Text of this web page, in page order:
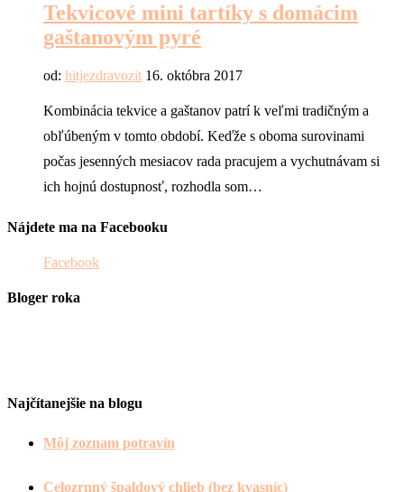
Tekvicové mini tartíky s domácim
gaštanovým pyré
od: hitjezdravozit 16. októbra 2017
Kombinácia tekvice a gaštanov patrí k veľmi tradičným a
obľúbeným v tomto období. Keďže s oboma surovinami
počas jesenných mesiacov rada pracujem a vychutnávam si
ich hojnú dostupnosť, rozhodla som…
Nájdete ma na Facebooku
Facebook
Bloger roka
Najčítanejšie na blogu
Môj zoznam potravín
Celozrnný špaldový chlieb (bez kvasníc)